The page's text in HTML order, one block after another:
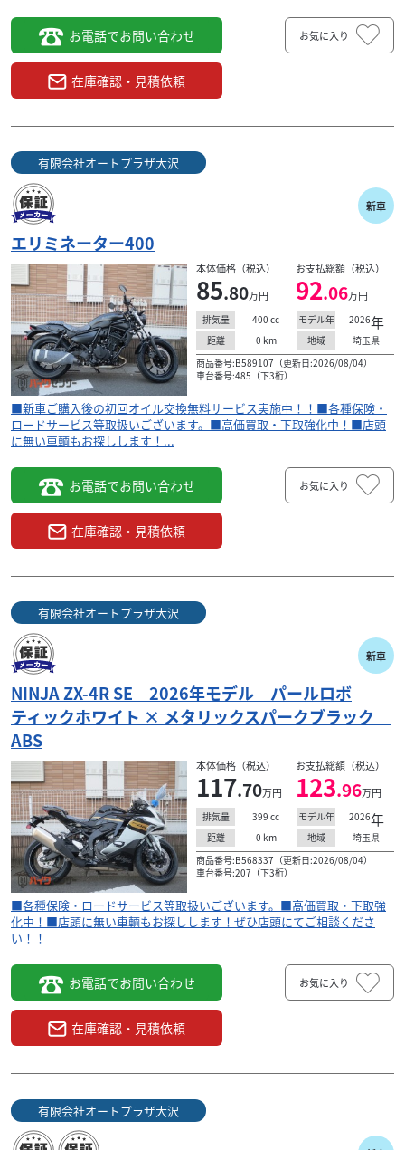
お電話でお問い合わせ
在庫確認・見積依頼
お気に入り
有限会社オートプラザ大沢
新車
エリミネーター400
本体価格（税込）
85.80万円
お支払総額（税込）
92.06万円
排気量 400 cc モデル年 2026年
距離 0 km 地域
埼玉県
商品番号:B589107（更新日:2026/08/04）
車台番号:485（下3桁）
■新車ご購入後の初回オイル交換無料サービス実施中！！■各種保険・
ロードサービス等取扱いございます。■高価買取・下取強化中！■店頭
に無い車輌もお探しします！...
お電話でお問い合わせ
在庫確認・見積依頼
お気に入り
有限会社オートプラザ大沢
新車
NINJA ZX-4R SE 2026年モデル パールロボ
ティックホワイト × メタリックスパークブラック
ABS
本体価格（税込）
117.70万円
お支払総額（税込）
123.96万円
排気量 399 cc モデル年 2026年
距離 0 km 地域
埼玉県
商品番号:B568337（更新日:2026/08/04）
車台番号:207（下3桁）
■各種保険・ロードサービス等取扱いございます。■高価買取・下取強
化中！■店頭に無い車輌もお探しします！ぜひ店頭にてご相談くださ
い！！
お電話でお問い合わせ
在庫確認・見積依頼
お気に入り
有限会社オートプラザ大沢